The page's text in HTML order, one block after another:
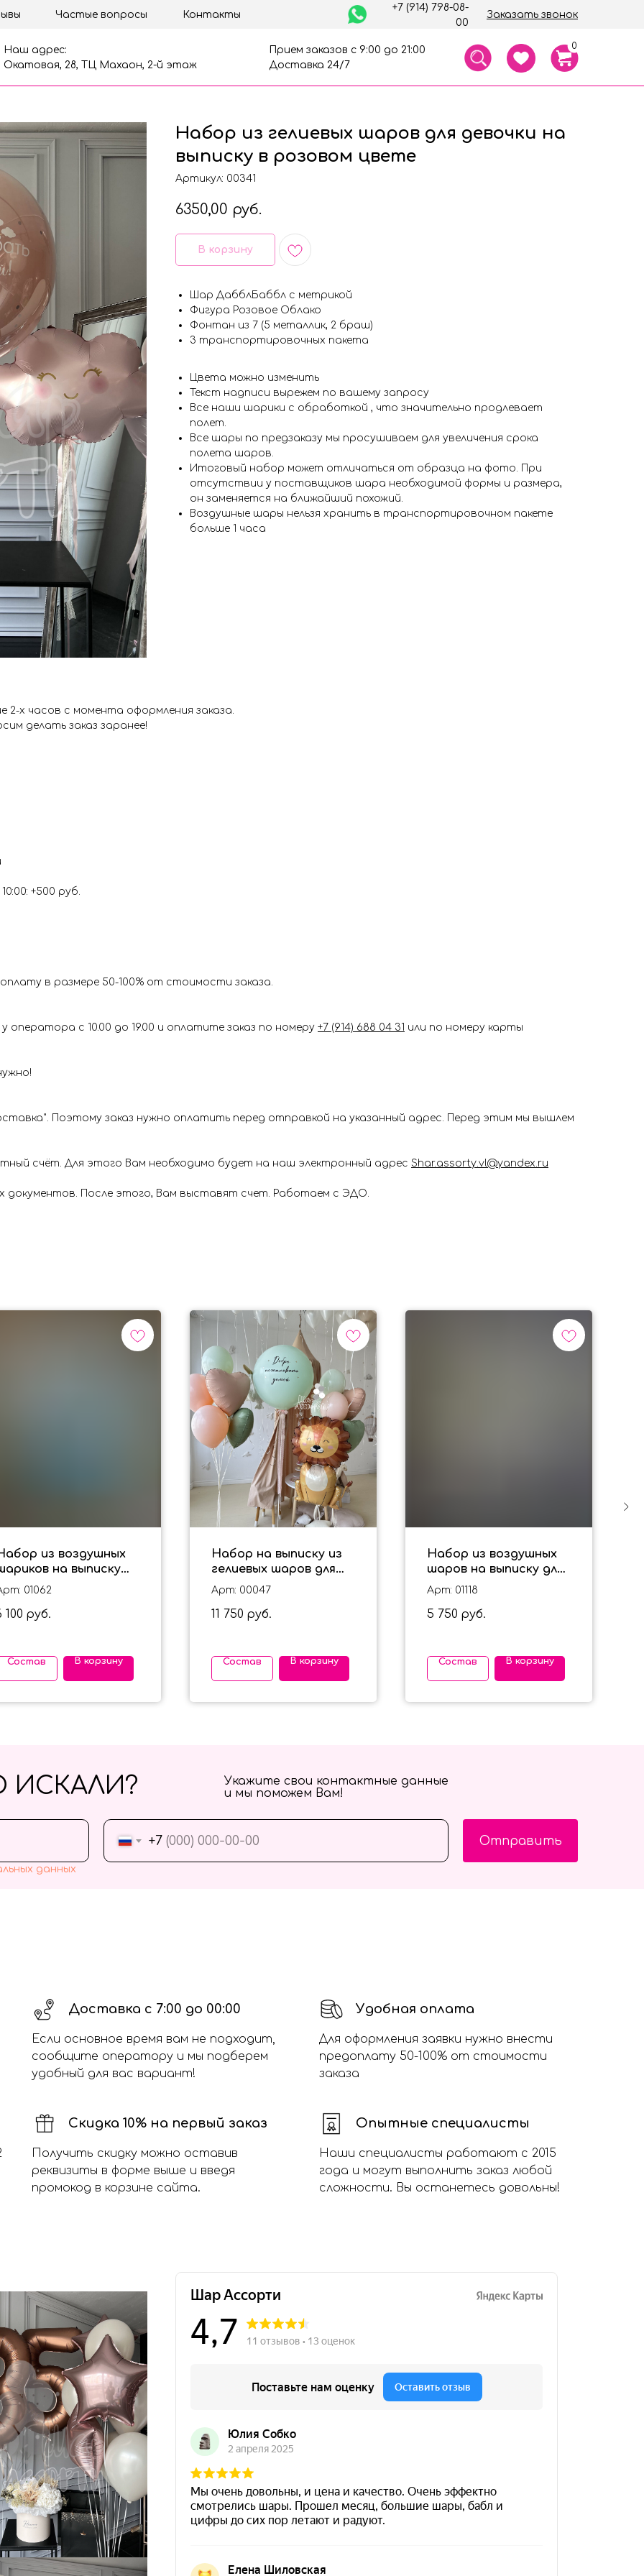
Заказать звонок
+7 (914) 798-08-
00
Частые вопросы Контакты
Прием заказов с 9:00 до 21:00
Доставка 24/7
Наш адрес:
Окатовая, 28, ТЦ Махаон, 2-й этаж
0
Набор из гелиевых шаров для девочки на
выписку в розовом цвете
Артикул: 00341
6350,00 руб.
В корзину
Шар ДабблБаббл с метрикой
Фигура Розовое Облако
Фонтан из 7 (5 металлик, 2 браш)
3 транспортировочных пакета
Цвета можно изменить
Текст надписи вырежем по вашему запросу
Все наши шарики с обработкой , что значительно продлевает
полет.
Все шары по предзаказу мы просушиваем для увеличения срока
полета шаров.
Итоговый набор может отличаться от образца на фото. При
отсутствии у поставщиков шара необходимой формы и размера,
он заменяется на ближайший похожий.
Воздушные шары нельзя хранить в транспортировочном пакете
больше 1 часа
х часов с момента оформления заказа.
делать заказ заранее!
+500 руб.
в размере 50-100% от стоимости заказа.
оператора с 10.00 до 19.00 и оплатите заказ по номеру +7 (914) 688 04 31 или по номеру карты
Поэтому заказ нужно оплатить перед отправкой на указанный адрес. Перед этим мы вышлем
счёт. Для этого Вам необходимо будет на наш электронный адрес Shar.assorty.vl@yandex.ru
документов. После этого, Вам выставят счет. Работаем с ЭДО.
из воздушных
на выписку
мальчика
"Малыши"
01062
100 руб.
Состав В корзину
Набор на выписку из
гелиевых шаров для
девочки со Львом
Арт: 00047
11 750 руб.
Состав В корзину
Набор из воздушных
шаров на выписку для
мальчика "BABY"
Арт: 01118
5 750 руб.
Состав В корзину
+7
данных
Отправить
ИСКАЛИ?
Укажите свои контактные данные
и мы поможем Вам!
Доставка с 7:00 до 00:00
Если основное время вам не подходит,
сообщите оператору и мы подберем
удобный для вас вариант!
Удобная оплата
Для оформления заявки нужно внести
предоплату 50-100% от стоимости
заказа
Скидка 10% на первый заказ
Получить скидку можно оставив
реквизиты в форме выше и введя
промокод в корзине сайта.
Опытные специалисты
Наши специалисты работают с 2015
года и могут выполнить заказ любой
сложности. Вы останетесь довольны!